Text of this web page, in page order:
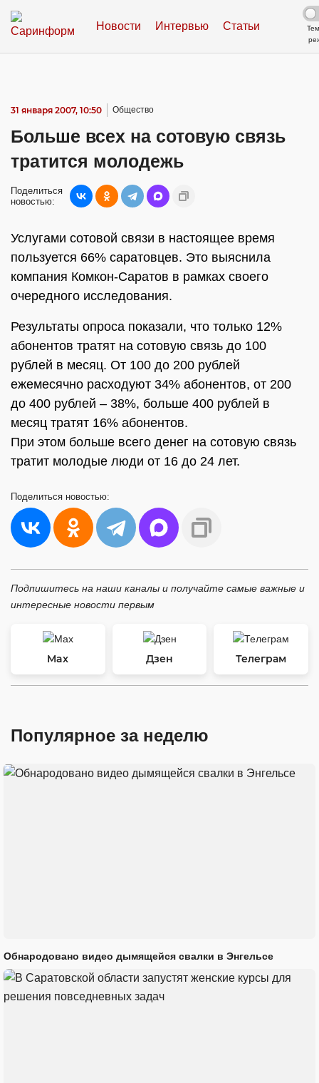
Новости Интервью Статьи
31 января 2007, 10:50 Общество
Больше всех на сотовую связь
тратится молодежь
Поделиться
новостью:
Услугами сотовой связи в настоящее время
пользуется 66% саратовцев. Это выяснила
компания Комкон-Саратов в рамках своего
очередного исследования.
Результаты опроса показали, что только 12%
абонентов тратят на сотовую связь до 100
рублей в месяц. От 100 до 200 рублей
ежемесячно расходуют 34% абонентов, от 200
до 400 рублей – 38%, больше 400 рублей в
месяц тратят 16% абонентов.
При этом больше всего денег на сотовую связь
тратит молодые люди от 16 до 24 лет.
Поделиться новостью:
Подпишитесь на наши каналы и получайте самые важные и
интересные новости первым
Max Дзен Телеграм
Популярное за неделю
Обнародовано видео дымящейся свалки в Энгельсе